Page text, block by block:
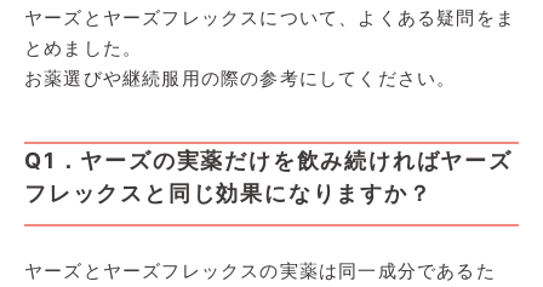
ヤーズとヤーズフレックスについて、よくある疑問をま
とめました。
お薬選びや継続服用の際の参考にしてください。
Q1．ヤーズの実薬だけを飲み続ければヤーズ
フレックスと同じ効果になりますか？
ヤーズとヤーズフレックスの実薬は同一成分であるた